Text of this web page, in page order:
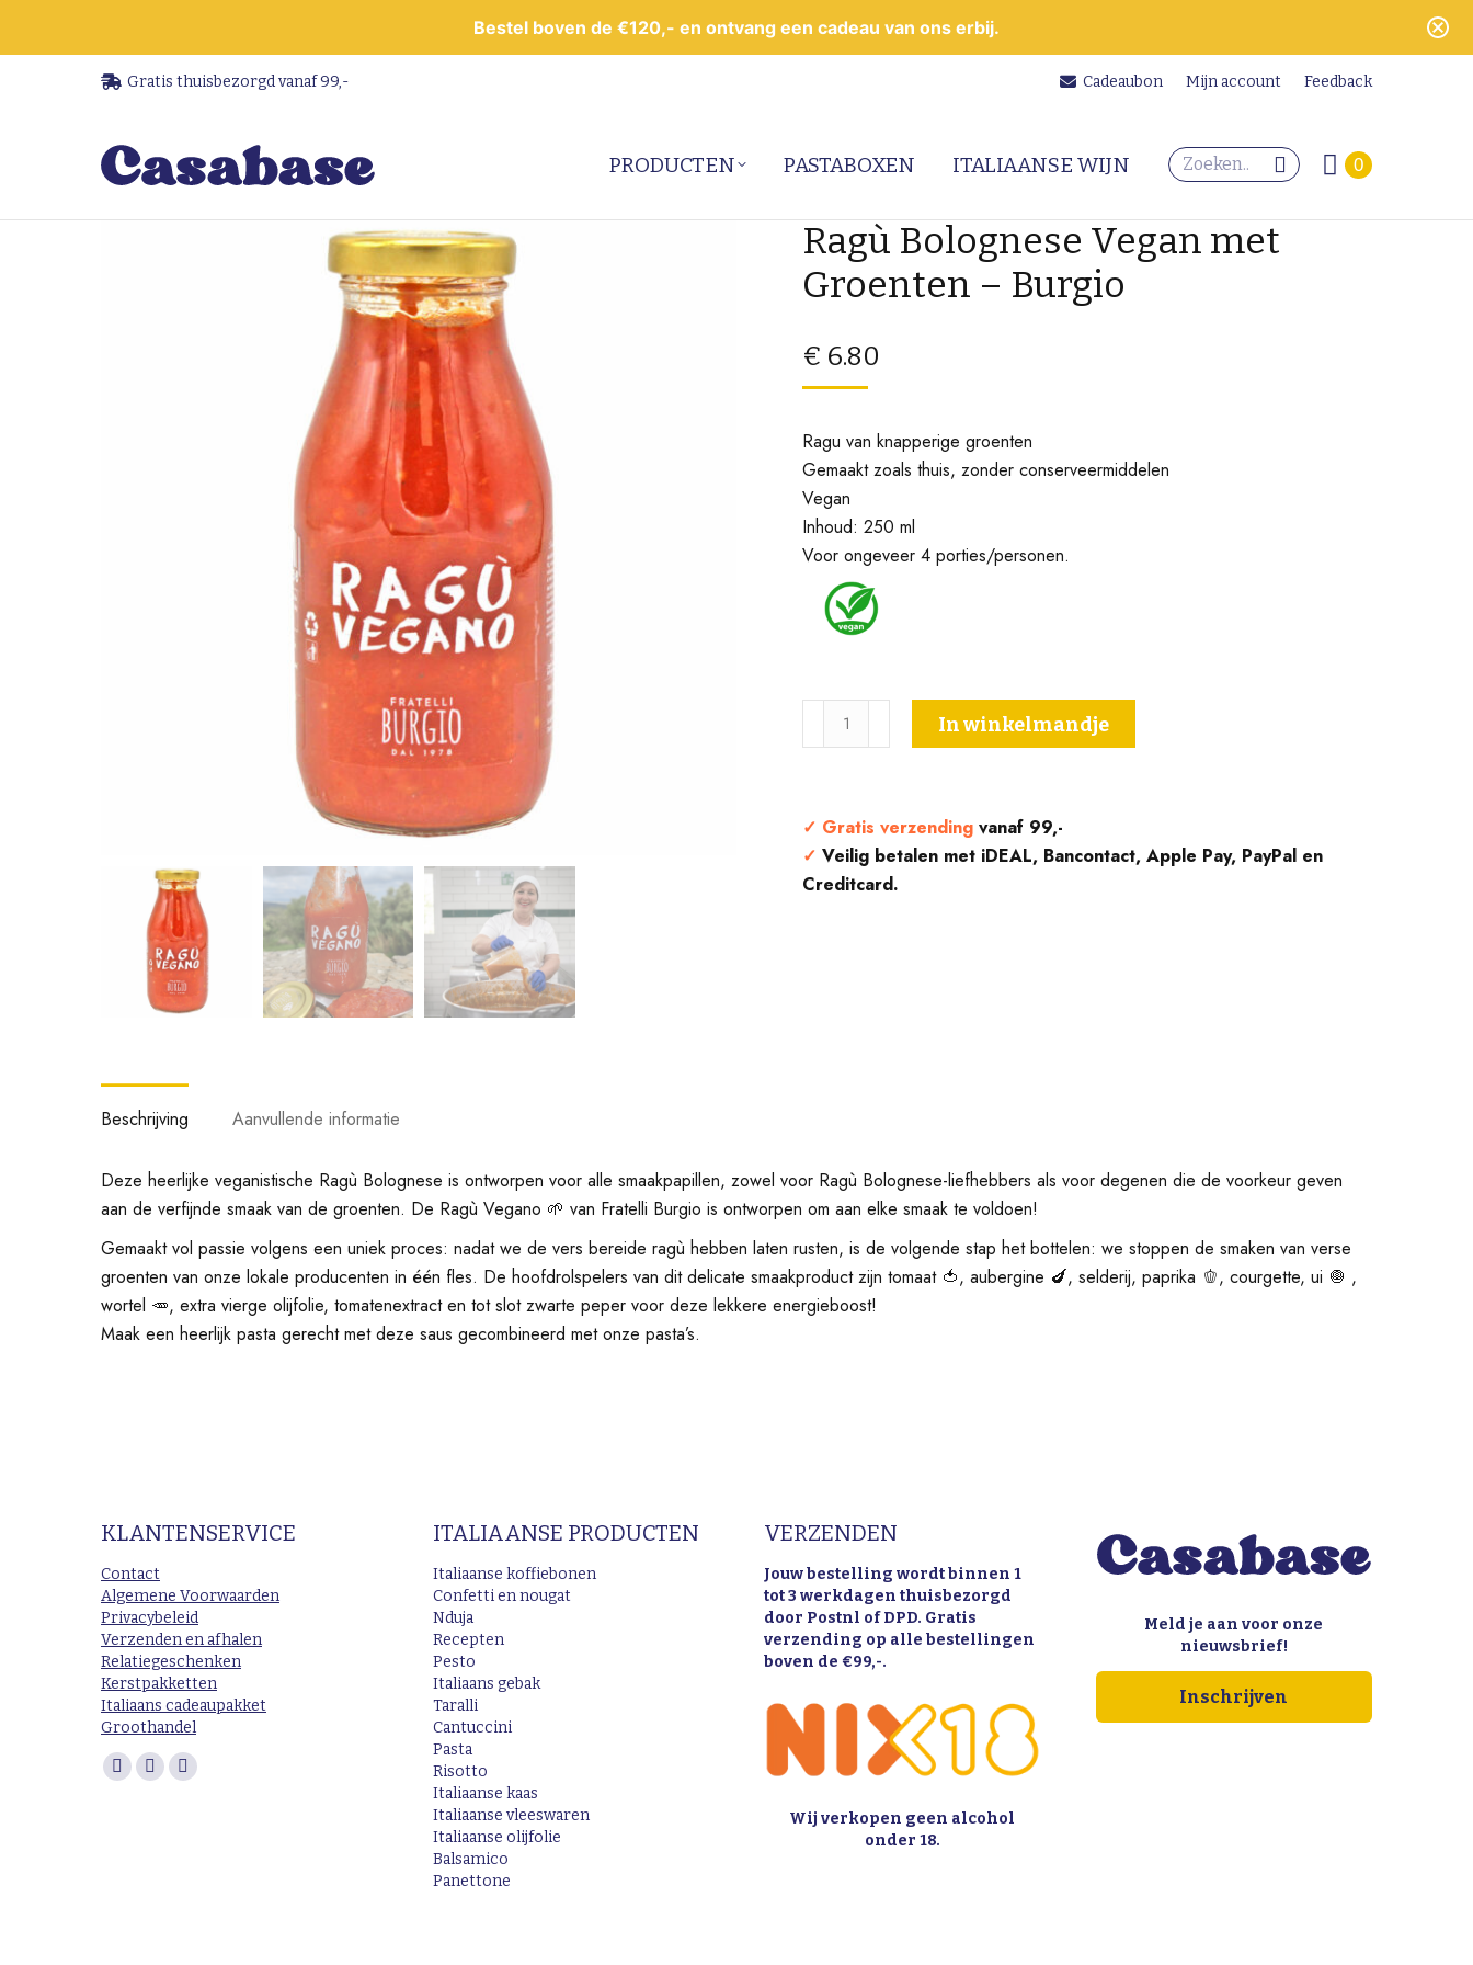
Bestel boven de €120,- en ontvang een cadeau van ons erbij.
Gratis thuisbezorgd vanaf 99,- Cadeaubon Mijn account Feedback
PRODUCTEN PASTABOXEN ITALIAANSE WIJN Search: 0
Ragù Bolognese Vegan met
Groenten – Burgio
€ 6.80
Ragu van knapperige groenten
Gemaakt zoals thuis, zonder conserveermiddelen
Vegan
Inhoud: 250 ml
Voor ongeveer 4 porties/personen.
Bolognese
Groenten
-
Burgio
In winkelmandje
✓ Gratis verzending vanaf 99,-
✓ Veilig betalen met iDEAL, Bancontact, Apple Pay, PayPal en
Creditcard.
Beschrijving Aanvullende informatie
Deze heerlijke veganistische Ragù Bolognese is ontworpen voor alle smaakpapillen, zowel voor Ragù Bolognese-liefhebbers als voor degenen die de voorkeur geven
aan de verfijnde smaak van de groenten. De Ragù Vegano 🌱 van Fratelli Burgio is ontworpen om aan elke smaak te voldoen!
Gemaakt vol passie volgens een uniek proces: nadat we de vers bereide ragù hebben laten rusten, is de volgende stap het bottelen: we stoppen de smaken van verse
groenten van onze lokale producenten in één fles. De hoofdrolspelers van dit delicate smaakproduct zijn tomaat 🍅, aubergine 🍆, selderij, paprika 🫑, courgette, ui 🧅 ,
wortel 🥕, extra vierge olijfolie, tomatenextract en tot slot zwarte peper voor deze lekkere energieboost!
Maak een heerlijk pasta gerecht met deze saus gecombineerd met onze pasta’s.
KLANTENSERVICE
Contact
Algemene Voorwaarden
Privacybeleid
Verzenden en afhalen
Relatiegeschenken
Kerstpakketten
Italiaans cadeaupakket
Groothandel
Vind ons op:
Facebook
Instagram
Mail
ITALIAANSE PRODUCTEN
Italiaanse koffiebonen
Confetti en nougat
Nduja
Recepten
Pesto
Italiaans gebak
Taralli
Cantuccini
Pasta
Risotto
Italiaanse kaas
Italiaanse vleeswaren
Italiaanse olijfolie
Balsamico
Panettone
VERZENDEN
Jouw bestelling wordt binnen 1
tot 3 werkdagen thuisbezorgd
door Postnl of DPD. Gratis
verzending op alle bestellingen
boven de €99,-.
Wij verkopen geen alcohol
onder 18.
Meld je aan voor onze
nieuwsbrief!
Inschrijven